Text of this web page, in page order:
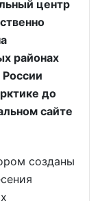
центр
районах
до
сайте
созданы